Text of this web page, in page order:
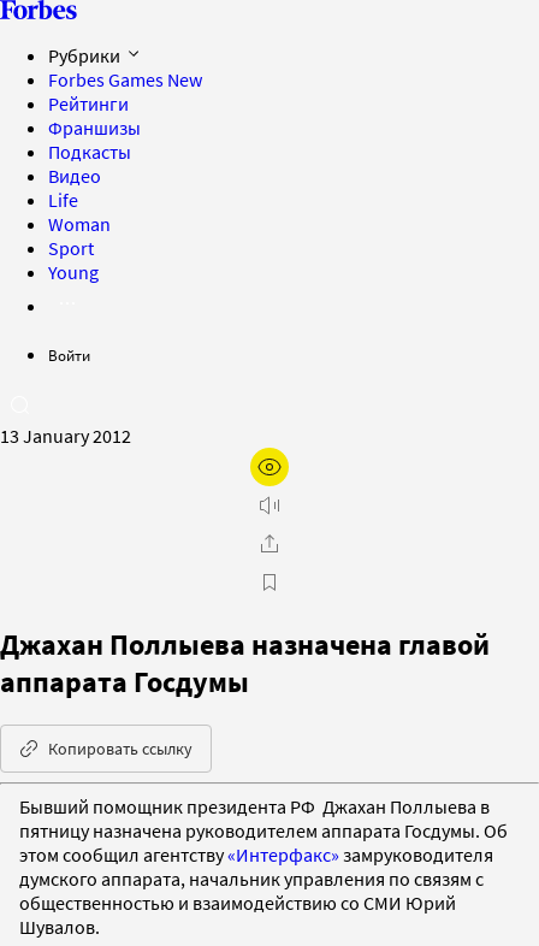
Рубрики
Forbes Games New
Рейтинги
Франшизы
Подкасты
Видео
Life
Woman
Sport
Young
Войти
13 January 2012
Джахан Поллыева назначена главой
аппарата Госдумы
Копировать ссылку
Бывший помощник президента РФ Джахан Поллыева в
пятницу назначена руководителем аппарата Госдумы. Об
этом сообщил агентству«Интерфакс» замруководителя
думского аппарата, начальник управления по связям с
общественностью и взаимодействию со СМИ Юрий
Шувалов.